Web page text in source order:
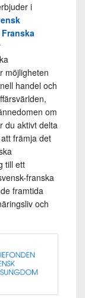
i
möjligheten
handel och
om
du aktivt delta
främja det
till ett
franska
framtida
och